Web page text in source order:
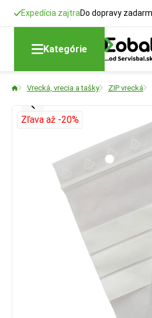
Expedícia zajtraDo dopravy
Kategórie
Vrecká, vrecia a tašky ZIP vrecká
Zľava až -20%